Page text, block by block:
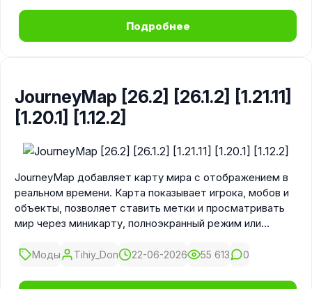
Подробнее
JourneyMap [26.2] [26.1.2] [1.21.11]
[1.20.1] [1.12.2]
JourneyMap добавляет карту мира с отображением в
реальном времени. Карта показывает игрока, мобов и
объекты, позволяет ставить метки и просматривать
мир через миникарту, полноэкранный режим или
Моды Tihiy_Don 22-06-2026 55 613 0